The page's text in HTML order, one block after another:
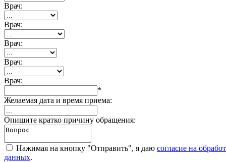
Врач:
Врач:
Врач:
Врач:
Врач:
*
Желаемая дата и время приема:
Опишите кратко причину обращения:
Нажимая на кнопку "Отправить", я даю согласие на
данных.